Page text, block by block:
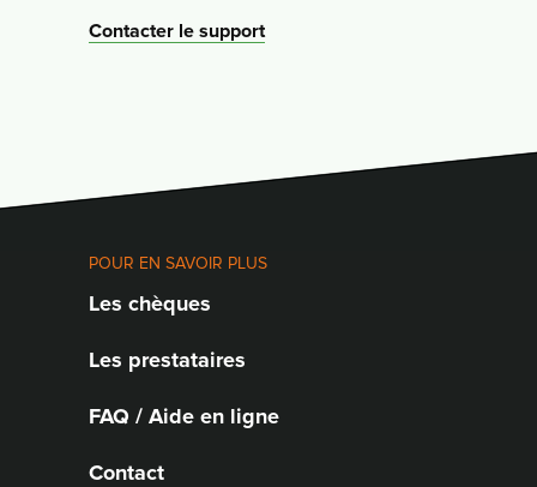
Contacter le support
POUR EN SAVOIR PLUS
Les chèques
Les prestataires
FAQ / Aide en ligne
Contact